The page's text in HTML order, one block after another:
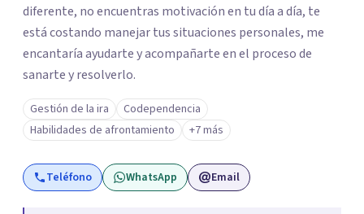
diferente, no encuentras motivación en tu día a día, te
está costando manejar tus situaciones personales, me
encantaría ayudarte y acompañarte en el proceso de
sanarte y resolverlo.
Gestión de la ira
Codependencia
Habilidades de afrontamiento
+7 más
Teléfono WhatsApp Email